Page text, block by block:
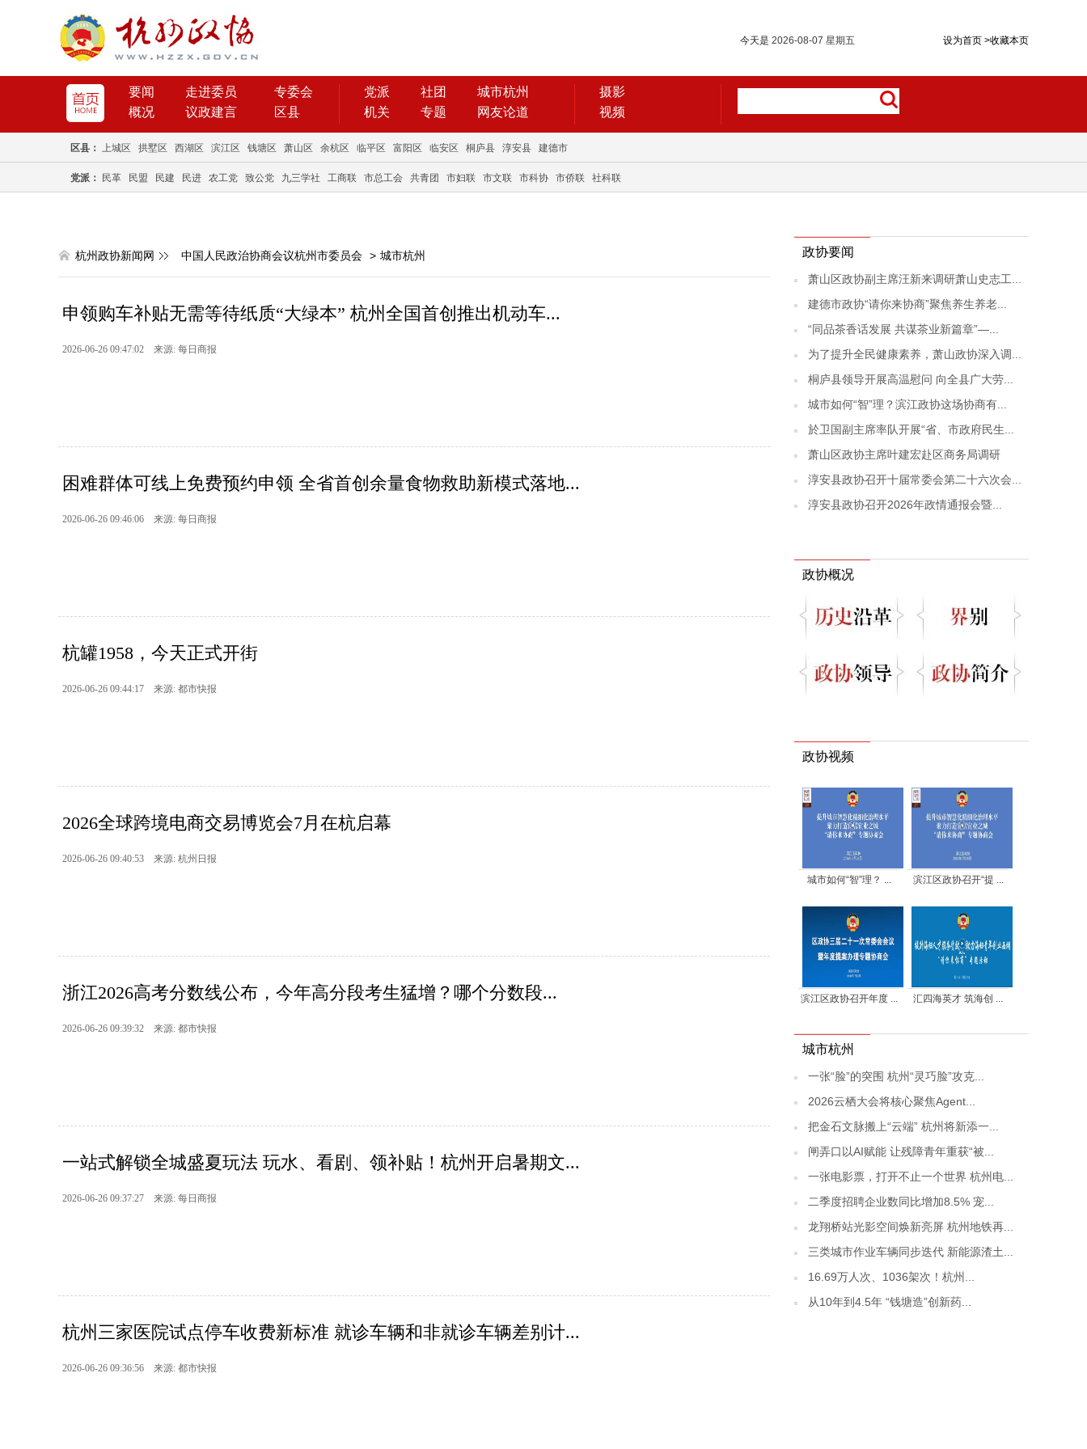
设为首页 >收藏本页
今天是 2026-08-07 星期五
要闻 走进委员
专委会
概况
议政建言 区县
党派 社团
城市杭州
机关
专题 网友论道
摄影
视频
区县： 上城区 拱墅区 西湖区 滨江区 钱塘区 萧山区 余杭区 临平区 富阳区 临安区 桐庐县 淳安县 建德市
党派： 民革 民盟 民建 民进 农工党 致公党 九三学社 工商联 市总工会 共青团 市妇联 市文联 市科协 市侨联 社科联
杭州政协新闻网 中国人民政治协商会议杭州市委员会 > 城市杭州
申领购车补贴无需等待纸质“大绿本” 杭州全国首创推出机动车...
2026-06-26 09:47:02 来源: 每日商报
困难群体可线上免费预约申领 全省首创余量食物救助新模式落地...
2026-06-26 09:46:06 来源: 每日商报
杭罐1958，今天正式开街
2026-06-26 09:44:17 来源: 都市快报
2026全球跨境电商交易博览会7月在杭启幕
2026-06-26 09:40:53 来源: 杭州日报
浙江2026高考分数线公布，今年高分段考生猛增？哪个分数段...
2026-06-26 09:39:32 来源: 都市快报
一站式解锁全城盛夏玩法 玩水、看剧、领补贴！杭州开启暑期文...
2026-06-26 09:37:27 来源: 每日商报
杭州三家医院试点停车收费新标准 就诊车辆和非就诊车辆差别计...
2026-06-26 09:36:56 来源: 都市快报
政协要闻
萧山区政协副主席汪新来调研萧山史志工...
建德市政协“请你来协商”聚焦养生养老...
“同品茶香话发展 共谋茶业新篇章”—...
为了提升全民健康素养，萧山政协深入调...
桐庐县领导开展高温慰问 向全县广大劳...
城市如何“智”理？滨江政协这场协商有...
於卫国副主席率队开展“省、市政府民生...
萧山区政协主席叶建宏赴区商务局调研
淳安县政协召开十届常委会第二十六次会...
淳安县政协召开2026年政情通报会暨...
政协概况
政协视频
城市如何“智”理？ ... 滨江区政协召开“提 ...
滨江区政协召开年度 ... 汇四海英才 筑海创 ...
城市杭州
一张“脸”的突围 杭州“灵巧脸”攻克...
2026云栖大会将核心聚焦Agent...
把金石文脉搬上“云端” 杭州将新添一...
闸弄口以AI赋能 让残障青年重获“被...
一张电影票，打开不止一个世界 杭州电...
二季度招聘企业数同比增加8.5% 宠...
龙翔桥站光影空间焕新亮屏 杭州地铁再...
三类城市作业车辆同步迭代 新能源渣土...
16.69万人次、1036架次！杭州...
从10年到4.5年 “钱塘造”创新药...